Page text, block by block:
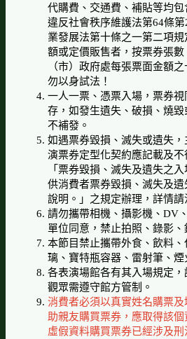
代購費、交通費、補貼等均
違反社會秩序維護法第64條
業發展法第十條之一第二項
額或定價販售者，按票券張
（市）政府處每張票面金額
勿以身試法！
一人一票、憑票入場，票券
存，如發生遺失、破損、燒
不補發。
如遇票券毀損、滅失或遺失
演票券定型化契約應記載及
「票券毀損、滅失及遺失之
供消費者票券毀損、滅失及
說明。」之規定辦理，詳情
請勿攜帶相機、攝影機、DV
單位同意，禁止拍照、錄影、
本節目禁止攜帶外食、飲料
璃、寶特瓶容器、雷射筆、煙
各表演場館各有其入場規定，
觀眾需遵守館方管制。
消費者必須以真實姓名購票
助親友購買票券，應取得該
虛假資料購買票券已經涉及